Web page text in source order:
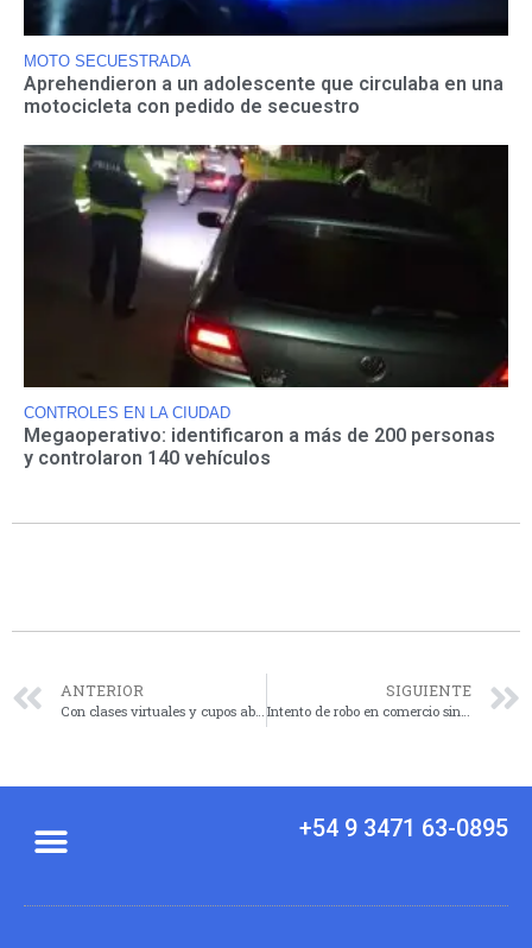
MOTO SECUESTRADA
Aprehendieron a un adolescente que circulaba en una
motocicleta con pedido de secuestro
CONTROLES EN LA CIUDAD
Megaoperativo: identificaron a más de 200 personas
y controlaron 140 vehículos
ANTERIOR SIGUIENTE
+54 9 3471 63-0895